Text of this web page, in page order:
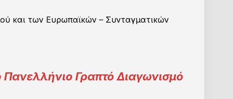
και των Ευρωπαϊκών – Συνταγματικών
Γραπτό Διαγωνισμό